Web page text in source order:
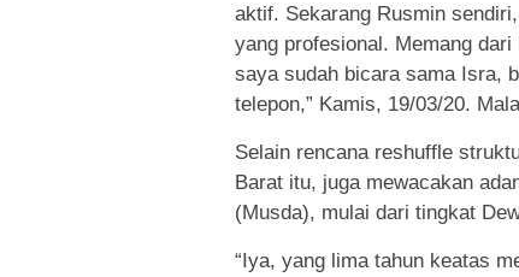
aktif. Sekarang Rusmin
yang profesional. Memang
saya sudah bicara sama Isra,
telepon,” Kamis, 19/03/20.
Selain rencana reshuffle
Barat itu, juga mewacakan
(Musda), mulai dari tingkat
“Iya, yang lima tahun keatas